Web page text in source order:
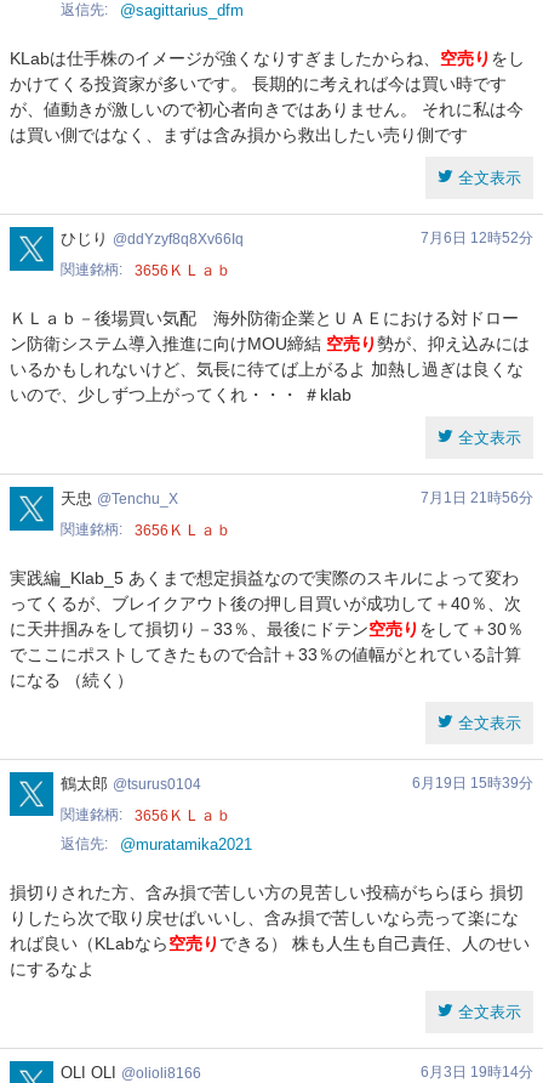
返信先 @sagittarius_dfm
KLabは仕手株のイメージが強くなりすぎましたからね、 空売り をし
かけてくる投資家が多いです。 長期的に考えれば今は買い時です
が、値動きが激しいので初心者向きではありません。 それに私は今
は買い側ではなく、まずは含み損から救出したい売り側です
全文表示
ddYzyf8q8Xv66Iq
ひじり ddYzyf8q8Xv66Iq
7月6日 12時52分
関連銘柄
3656 ＫＬａｂ
ＫＬａｂ－後場買い気配 海外防衛企業とＵＡＥにおける対ドロー
ン防衛システム導入推進に向けMOU締結 空売り勢が、抑え込みには
いるかもしれないけど、気長に待てば上がるよ 加熱し過ぎは良くな
いので、少しずつ上がってくれ・・・ ＃klab
全文表示
Tenchu_X
天忠 Tenchu_X
7月1日 21時56分
関連銘柄
3656 ＫＬａｂ
実践編_Klab_5 あくまで想定損益なので実際のスキルによって変わ
ってくるが、ブレイクアウト後の押し目買いが成功して＋40％、次
に天井掴みをして損切り－33％、最後にドテン空売り をして＋30％
でここにポストしてきたもので合計＋33％の値幅がとれている計算
になる （続く）
全文表示
tsurus0104
鶴太郎 tsurus0104
6月19日 15時39分
関連銘柄
3656 ＫＬａｂ
返信先 @muratamika2021
損切りされた方、含み損で苦しい方の見苦しい投稿がちらほら 損切
りしたら次で取り戻せばいいし、含み損で苦しいなら売って楽にな
れば良い（KLabなら空売り できる） 株も人生も自己責任、人のせい
にするなよ
全文表示
olioli8166
OLI OLI olioli8166
6月3日 19時14分